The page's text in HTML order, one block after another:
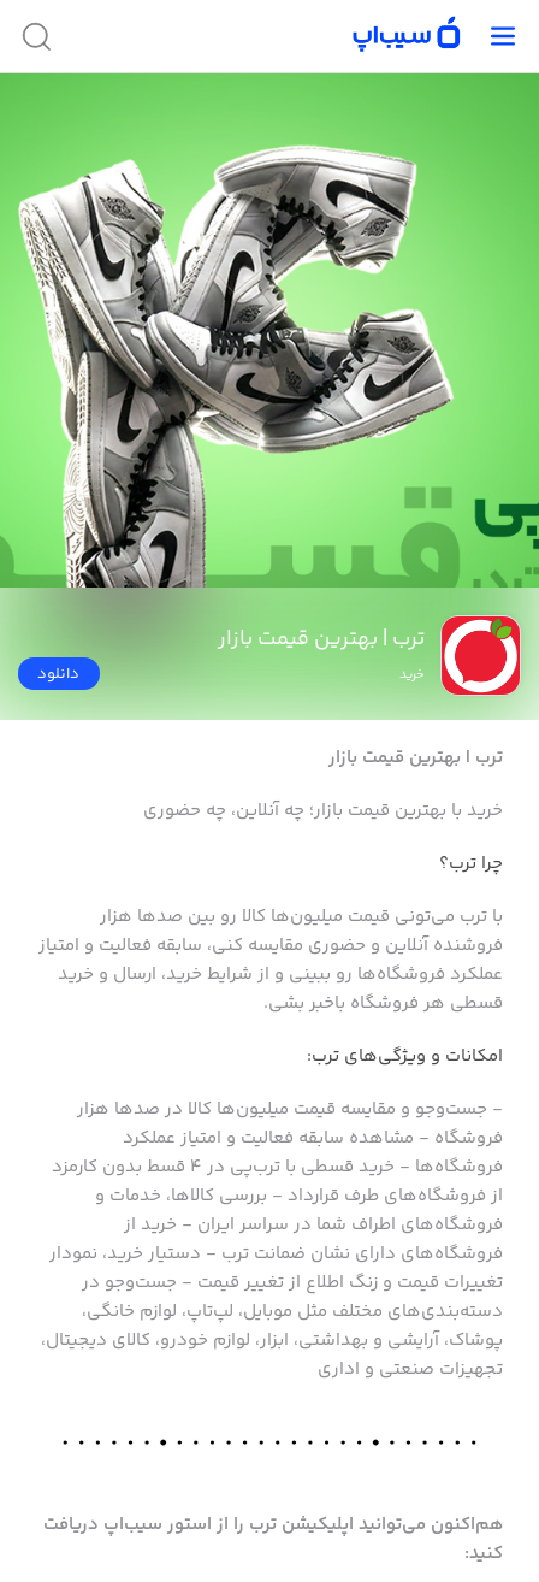
ترب | بهترین قیمت بازار
دانلود خرید
ترب | بهترین قیمت بازار
خرید با بهترین قیمت بازار؛ چه آنلاین، چه حضوری
چرا ترب؟
با ترب می‌تونی قیمت میلیون‌ها کالا رو بین صدها هزار
فروشنده آنلاین و حضوری مقایسه کنی، سابقه فعالیت و امتیاز
عملکرد فروشگاه‌ها رو ببینی و از شرایط خرید، ارسال و خرید
قسطی هر فروشگاه باخبر بشی.
امکانات و ویژگی‌های ترب:
- جست‌وجو و مقایسه قیمت میلیون‌ها کالا در صدها هزار
فروشگاه - مشاهده سابقه فعالیت و امتیاز عملکرد
فروشگاه‌ها - خرید قسطی با ترب‌پی در ۴ قسط بدون کارمزد
از فروشگاه‌های طرف قرارداد - بررسی کالاها، خدمات و
فروشگاه‌های اطراف شما در سراسر ایران - خرید از
فروشگاه‌های دارای نشان ضمانت ترب - دستیار خرید، نمودار
تغییرات قیمت و زنگ اطلاع از تغییر قیمت - جست‌وجو در
دسته‌بندی‌های مختلف مثل موبایل، لپ‌تاپ، لوازم خانگی،
پوشاک، آرایشی و بهداشتی، ابزار، لوازم خودرو، کالای دیجیتال،
تجهیزات صنعتی و اداری
هم‌اکنون می‌توانید اپلیکیشن ترب را از استور سیب‌اپ دریافت
کنید: